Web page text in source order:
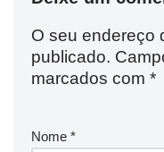
O seu endereço
publicado.
marcados com *
Nome *